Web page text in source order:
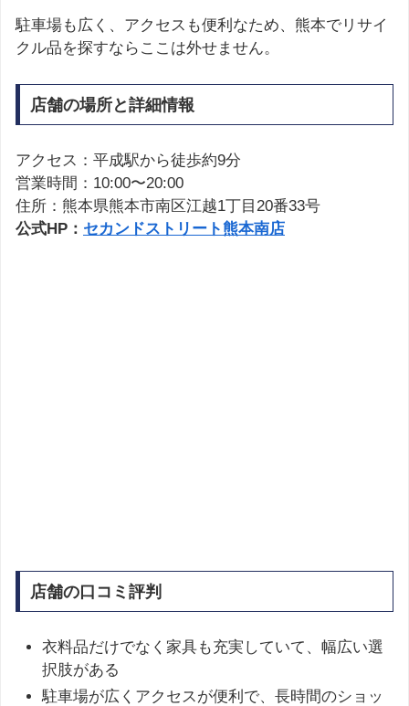
駐車場も広く、アクセスも便利なため、熊本でリサイ
クル品を探すならここは外せません。
店舗の場所と詳細情報
アクセス：平成駅から徒歩約9分
営業時間：10:00〜20:00
住所：熊本県熊本市南区江越1丁目20番33号
公式HP： セカンドストリート熊本南店
店舗の口コミ評判
衣料品だけでなく家具も充実していて、幅広い選
択肢がある
駐車場が広くアクセスが便利で、長時間のショッ